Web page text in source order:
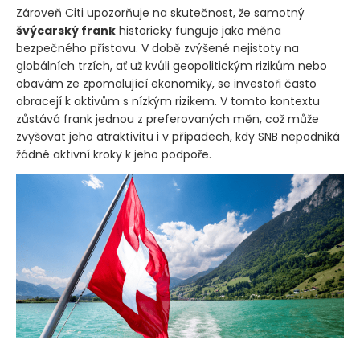
Zároveň Citi upozorňuje na skutečnost, že samotný
švýcarský frank historicky funguje jako měna
bezpečného přístavu. V době zvýšené nejistoty na
globálních trzích, ať už kvůli geopolitickým rizikům nebo
obavám ze zpomalující ekonomiky, se investoři často
obracejí k aktivům s nízkým rizikem. V tomto kontextu
zůstává frank jednou z preferovaných měn, což může
zvyšovat jeho atraktivitu i v případech, kdy SNB nepodniká
žádné aktivní kroky k jeho podpoře.